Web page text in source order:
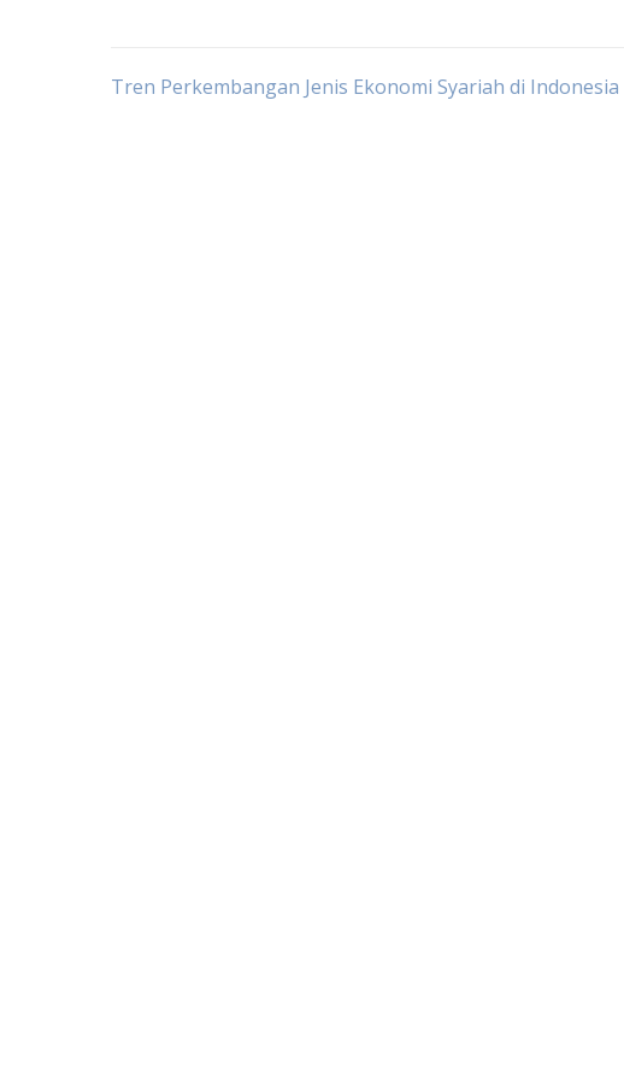
Post
Tren Perkembangan Jenis Ekonomi Syariah di Indonesia